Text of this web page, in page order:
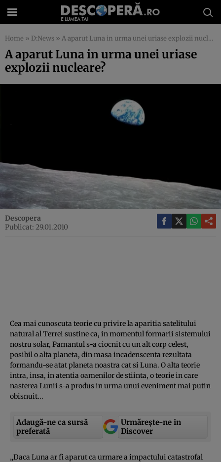
Home » D:News » A aparut Luna in urma unei uriase explozii nucleare?
A aparut Luna in urma unei uriase
explozii nucleare?
Descopera
Publicat: 29.01.2010
Cea mai cunoscuta teorie cu privire la aparitia satelitului
natural al Terrei sustine ca, in momentul formarii sistemului
nostru solar, Pamantul s-a ciocnit cu un alt corp celest,
posibil o alta planeta, din masa incadenscenta rezultata
formandu-se atat planeta noastra cat si Luna. O alta teorie
intra, insa, in atentia oamenilor de stiinta, o teorie in care
nasterea Lunii s-a produs in urma unui eveniment mai putin
obisnuit...
Adaugă-ne ca sursă
preferată
Urmărește-ne in
Discover
„Daca Luna ar fi aparut ca urmare a impactului catastrofal